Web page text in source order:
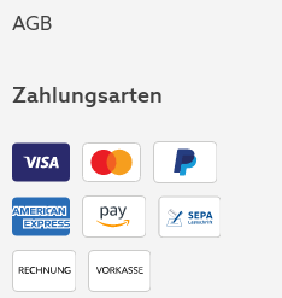
AGB
Zahlungsarten